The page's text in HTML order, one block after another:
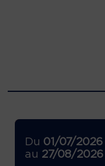
Du 01/07/2026
au 27/08/2026